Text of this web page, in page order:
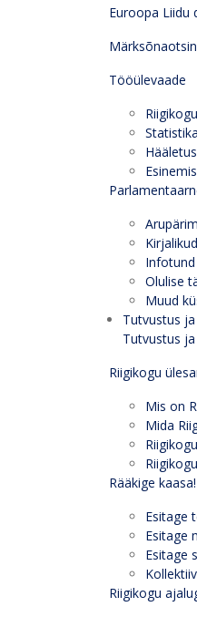
Euroopa Liidu
Tööülevaade
Statistika
Infotund
Olulise
Muud
Tutvustus
Tutvustus
Riigikogu
Mis on
Mida
Rääkige kaasa!
Esitage
Esitage
Esitage
Riigikogu